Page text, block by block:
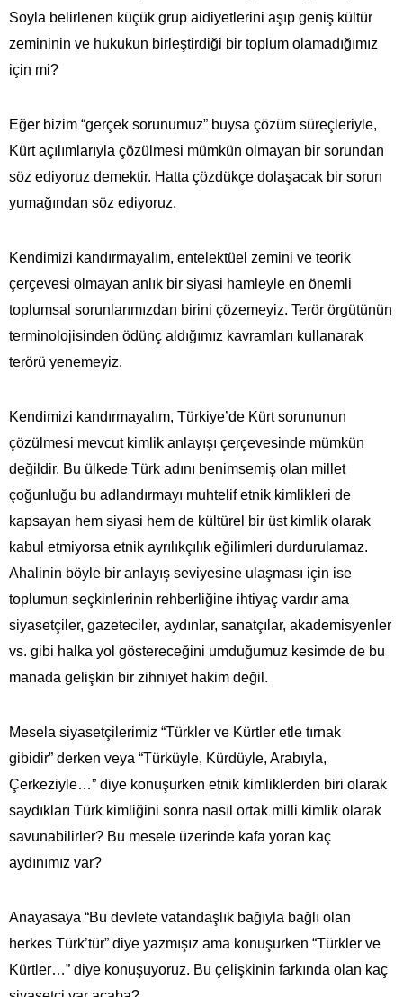
Soyla belirlenen küçük grup aidiyetlerini aşıp geniş kültür
zemininin ve hukukun birleştirdiği bir toplum olamadığımız
için mi?
Eğer bizim “gerçek sorunumuz” buysa çözüm süreçleriyle,
Kürt açılımlarıyla çözülmesi mümkün olmayan bir sorundan
söz ediyoruz demektir. Hatta çözdükçe dolaşacak bir sorun
yumağından söz ediyoruz.
Kendimizi kandırmayalım, entelektüel zemini ve teorik
çerçevesi olmayan anlık bir siyasi hamleyle en önemli
toplumsal sorunlarımızdan birini çözemeyiz. Terör örgütünün
terminolojisinden ödünç aldığımız kavramları kullanarak
terörü yenemeyiz.
Kendimizi kandırmayalım, Türkiye’de Kürt sorununun
çözülmesi mevcut kimlik anlayışı çerçevesinde mümkün
değildir. Bu ülkede Türk adını benimsemiş olan millet
çoğunluğu bu adlandırmayı muhtelif etnik kimlikleri de
kapsayan hem siyasi hem de kültürel bir üst kimlik olarak
kabul etmiyorsa etnik ayrılıkçılık eğilimleri durdurulamaz.
Ahalinin böyle bir anlayış seviyesine ulaşması için ise
toplumun seçkinlerinin rehberliğine ihtiyaç vardır ama
siyasetçiler, gazeteciler, aydınlar, sanatçılar, akademisyenler
vs. gibi halka yol göstereceğini umduğumuz kesimde de bu
manada gelişkin bir zihniyet hakim değil.
Mesela siyasetçilerimiz “Türkler ve Kürtler etle tırnak
gibidir” derken veya “Türküyle, Kürdüyle, Arabıyla,
Çerkeziyle…” diye konuşurken etnik kimliklerden biri olarak
saydıkları Türk kimliğini sonra nasıl ortak milli kimlik olarak
savunabilirler? Bu mesele üzerinde kafa yoran kaç
aydınımız var?
Anayasaya “Bu devlete vatandaşlık bağıyla bağlı olan
herkes Türk’tür” diye yazmışız ama konuşurken “Türkler ve
Kürtler…” diye konuşuyoruz. Bu çelişkinin farkında olan kaç